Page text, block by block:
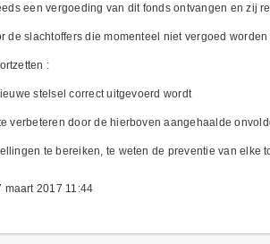
een vergoeding van dit fonds ontvangen en zij
de slachtoffers die momenteel niet vergoed worden
:
stelsel correct uitgevoerd wordt
verbeteren door de hierboven aangehaalde
te bereiken, te weten de preventie van
maart 2017 11:44